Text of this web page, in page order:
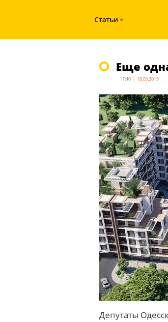
Статьи
Еще
17:40 | 18.09.2019
Депутаты